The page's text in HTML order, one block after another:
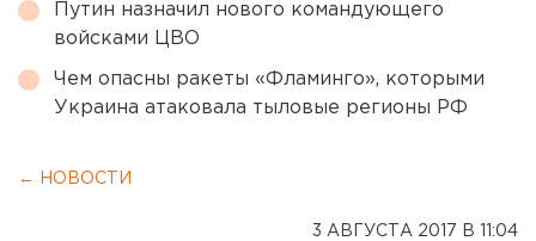
Путин назначил нового командующего
войсками ЦВО
Чем опасны ракеты «Фламинго», которыми
Украина атаковала тыловые регионы РФ
← НОВОСТИ
3 АВГУСТА 2017 В 11:04